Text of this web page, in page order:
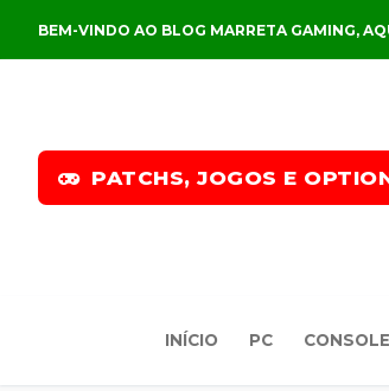
para
BEM-VINDO AO BLOG MARRETA GAMING,
PATCHS, JOGOS E
INÍCIO PC